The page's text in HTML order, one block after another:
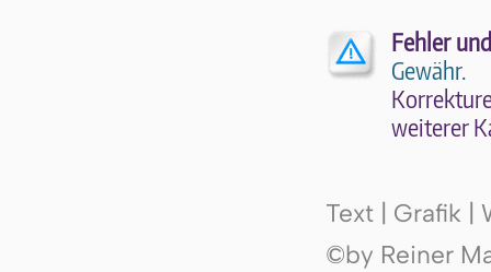
Fehler
Gewähr.
wei­te­rer
Text | Grafik |
©by Reiner